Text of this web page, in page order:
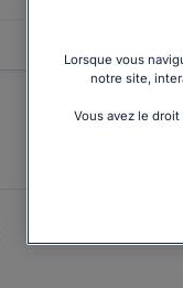
Lorsque vous
notre site,
Vous avez le